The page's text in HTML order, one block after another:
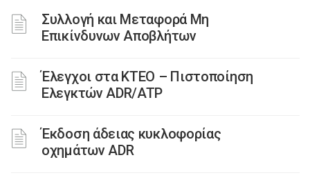
Συλλογή και Μεταφορά Μη
Επικίνδυνων Αποβλήτων
Έλεγχοι στα ΚΤΕΟ – Πιστοποίηση
Ελεγκτών ADR/ATP
Έκδοση άδειας κυκλοφορίας
οχημάτων ADR